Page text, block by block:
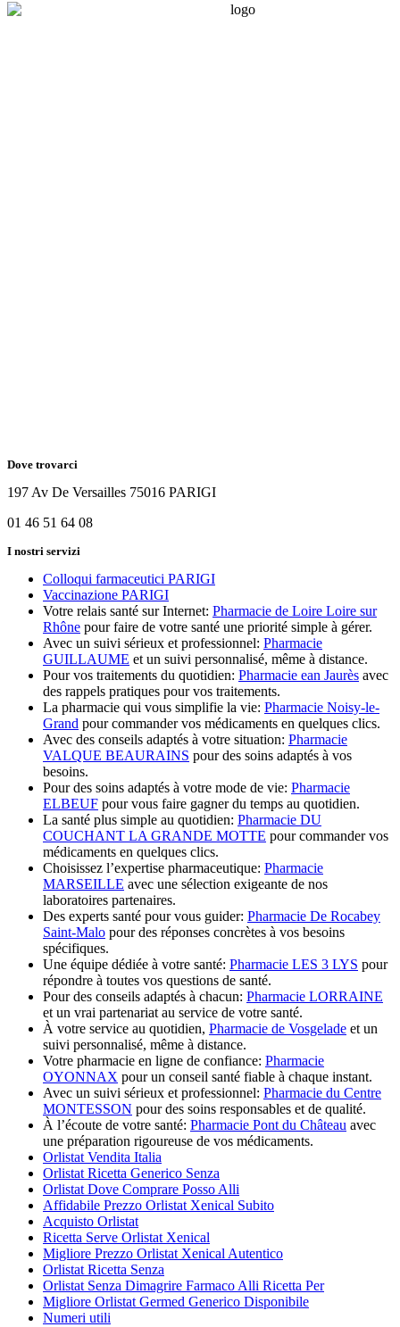
Dove trovarci
197 Av De Versailles 75016 PARIGI
01 46 51 64 08
I nostri servizi
Colloqui farmaceutici PARIGI
Vaccinazione PARIGI
Votre relais santé sur Internet: Pharmacie de Loire Loire sur
Rhône pour faire de votre santé une priorité simple à gérer.
Avec un suivi sérieux et professionnel: Pharmacie
GUILLAUME et un suivi personnalisé, même à distance.
Pour vos traitements du quotidien: Pharmacie ean Jaurès avec
des rappels pratiques pour vos traitements.
La pharmacie qui vous simplifie la vie: Pharmacie Noisy-le-
Grand pour commander vos médicaments en quelques clics.
Avec des conseils adaptés à votre situation: Pharmacie
VALQUE BEAURAINS pour des soins adaptés à vos
besoins.
Pour des soins adaptés à votre mode de vie: Pharmacie
ELBEUF pour vous faire gagner du temps au quotidien.
La santé plus simple au quotidien: Pharmacie DU
COUCHANT LA GRANDE MOTTE pour commander vos
médicaments en quelques clics.
Choisissez l’expertise pharmaceutique: Pharmacie
MARSEILLE avec une sélection exigeante de nos
laboratoires partenaires.
Des experts santé pour vous guider: Pharmacie De Rocabey
Saint-Malo pour des réponses concrètes à vos besoins
spécifiques.
Une équipe dédiée à votre santé: Pharmacie LES 3 LYS pour
répondre à toutes vos questions de santé.
Pour des conseils adaptés à chacun: Pharmacie LORRAINE
et un vrai partenariat au service de votre santé.
À votre service au quotidien, Pharmacie de Vosgelade et un
suivi personnalisé, même à distance.
Votre pharmacie en ligne de confiance: Pharmacie
OYONNAX pour un conseil santé fiable à chaque instant.
Avec un suivi sérieux et professionnel: Pharmacie du Centre
MONTESSON pour des soins responsables et de qualité.
À l’écoute de votre santé: Pharmacie Pont du Château avec
une préparation rigoureuse de vos médicaments.
Orlistat Vendita Italia
Orlistat Ricetta Generico Senza
Orlistat Dove Comprare Posso Alli
Affidabile Prezzo Orlistat Xenical Subito
Acquisto Orlistat
Ricetta Serve Orlistat Xenical
Migliore Prezzo Orlistat Xenical Autentico
Orlistat Ricetta Senza
Orlistat Senza Dimagrire Farmaco Alli Ricetta Per
Migliore Orlistat Germed Generico Disponibile
Numeri utili